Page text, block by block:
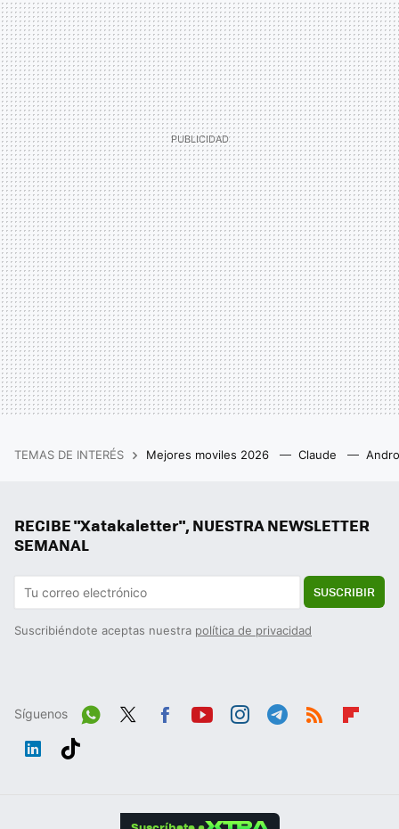
TEMAS DE INTERÉS Mejores moviles 2026 Claude
RECIBE "Xatakaletter", NUESTRA NEWSLETTER
SEMANAL
SUSCRIBIR
Suscribiéndote aceptas nuestra política de privacidad
Síguenos
Wh